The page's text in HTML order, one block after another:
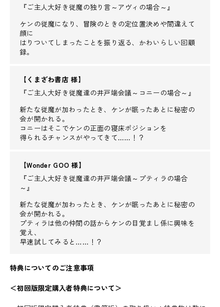
『ご主人大好き従魔の独り言～アヴィの場合～』
ケンの従魔になり、冒険のときの定位置決めや間違えて
顔に
はりついてしまったことを振り返る、かわいらしい回顧
録。
【くまざわ書店 様】
『ご主人大好き従魔達の井戸端会議～コニーの場合～』
新たな従魔が加わったとき、ケンが眠ったあとに秘密の
会が開かれる。
コニーはそこでケンの正面の寝床ポジションを
得られるチャンスがやってきて……！？
【Wonder GOO 様】
『ご主人大好き従魔達の井戸端会議～プティラの場合
～』
新たな従魔が加わったとき、ケンが眠ったあとに秘密の
会が開かれる。
プティラは他の仲間の話からケンの目覚まし係に興味を
覚え、
早速試してみると……！？
特典についてのご注意事項
＜初回版限定購入者特典について＞